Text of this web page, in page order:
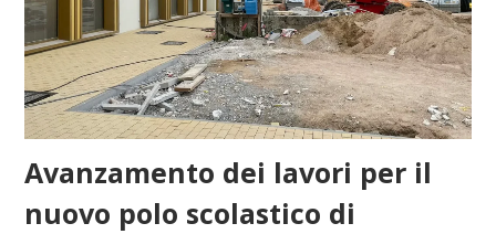
Avanzamento dei lavori per il
nuovo polo scolastico di